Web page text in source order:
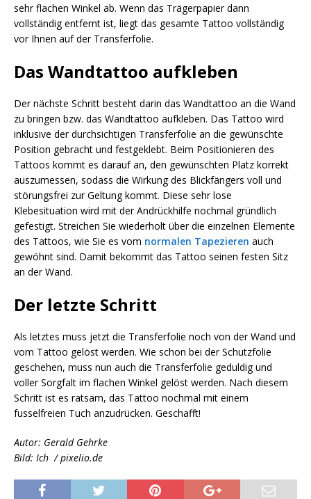
sehr flachen Winkel ab. Wenn das Trägerpapier dann
vollständig entfernt ist, liegt das gesamte Tattoo vollständig
vor Ihnen auf der Transferfolie.
Das Wandtattoo aufkleben
Der nächste Schritt besteht darin das Wandtattoo an die Wand
zu bringen bzw. das Wandtattoo aufkleben. Das Tattoo wird
inklusive der durchsichtigen Transferfolie an die gewünschte
Position gebracht und festgeklebt. Beim Positionieren des
Tattoos kommt es darauf an, den gewünschten Platz korrekt
auszumessen, sodass die Wirkung des Blickfängers voll und
störungsfrei zur Geltung kommt. Diese sehr lose
Klebesituation wird mit der Andrückhilfe nochmal gründlich
gefestigt. Streichen Sie wiederholt über die einzelnen Elemente
des Tattoos, wie Sie es vom normalen Tapezieren auch
gewöhnt sind. Damit bekommt das Tattoo seinen festen Sitz
an der Wand.
Der letzte Schritt
Als letztes muss jetzt die Transferfolie noch von der Wand und
vom Tattoo gelöst werden. Wie schon bei der Schutzfolie
geschehen, muss nun auch die Transferfolie geduldig und
voller Sorgfalt im flachen Winkel gelöst werden. Nach diesem
Schritt ist es ratsam, das Tattoo nochmal mit einem
fusselfreien Tuch anzudrücken. Geschafft!
Autor: Gerald Gehrke
Bild: Ich / pixelio.de